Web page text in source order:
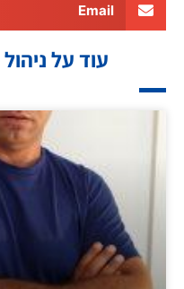
Email
עוד על